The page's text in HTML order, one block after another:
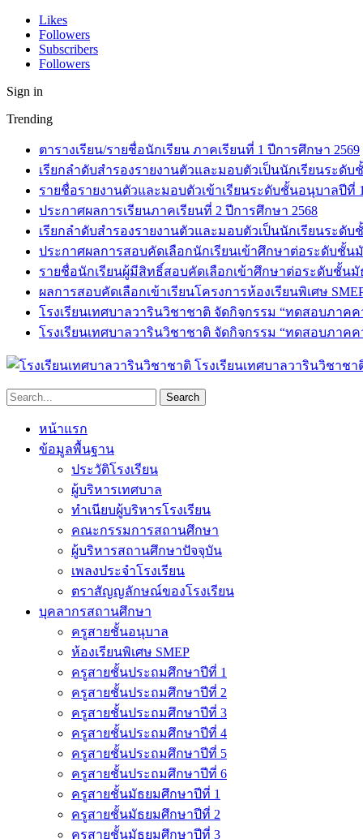
Likes
Followers
Subscribers
Followers
Sign in
Trending
ตารางเรียน/รายชื่อนักเรียน ภาคเรียนที่ 1 ปีการศึกษา 2569
เรียกลำดับสำรองรายงานตัวและมอบตัวเป็นนักเรียนระดั
รายชื่อรายงานตัวและมอบตัวเข้าเรียนระดับชั้นอนุบาลปีที่
ประกาศผลการเรียนภาคเรียนที่ 2 ปีการศึกษา 2568
เรียกลำดับสำรองรายงานตัวและมอบตัวเป็นนักเรียนระดั
ประกาศผลการสอบคัดเลือกนักเรียนเข้าศึกษาต่อระดับชั้น
รายชื่อนักเรียนผู้มีสิทธิ์สอบคัดเลือกเข้าศึกษาต่อระดับชั้น
ผลการสอบคัดเลือกเข้าเรียนโครงการห้องเรียนพิเศษ
โรงเรียนเทศบาลวารินวิชาชาติ จัดกิจกรรม “ทดสอบภาค
โรงเรียนเทศบาลวารินวิชาชาติ จัดกิจกรรม “ทดสอบภาค
โรงเรียนเทศบาลวารินวิชาช
หน้าแรก
ข้อมูลพื้นฐาน
ประวัติโรงเรียน
ผู้บริหารเทศบาล
ทำเนียบผู้บริหารโรงเรียน
คณะกรรมการสถานศึกษา
ผู้บริหารสถานศึกษาปัจจุบัน
เพลงประจำโรงเรียน
ตราสัญญลักษณ์ของโรงเรียน
บุคลากรสถานศึกษา
ครูสายชั้นอนุบาล
ห้องเรียนพิเศษ SMEP
ครูสายชั้นประถมศึกษาปีที่ 1
ครูสายชั้นประถมศึกษาปีที่ 2
ครูสายชั้นประถมศึกษาปีที่ 3
ครูสายชั้นประถมศึกษาปีที่ 4
ครูสายชั้นประถมศึกษาปีที่ 5
ครูสายชั้นประถมศึกษาปีที่ 6
ครูสายชั้นมัธยมศึกษาปีที่ 1
ครูสายชั้นมัธยมศึกษาปีที่ 2
ครูสายชั้นมัธยมศึกษาปีที่ 3